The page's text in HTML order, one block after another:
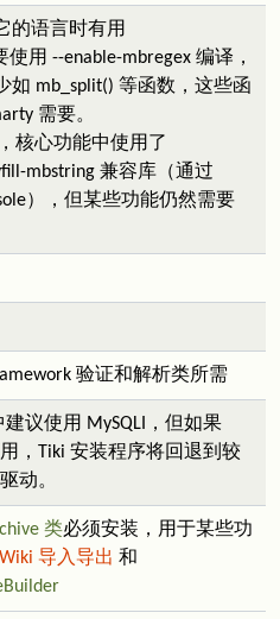
的语言时有用
使用 --enable-mbregex 编译，
如 mb_split() 等函数，这些函
需要。
核心功能中使用了
mbstring 兼容库（通过
），但某些功能仍然需要
验证和解析类所需
建议使用 MySQLI，但如果
用，Tiki 安装程序将回退到较
动。
类必须安装，用于某些功
导入导出 和